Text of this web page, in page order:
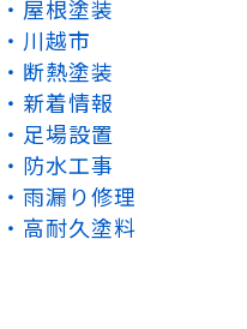
屋根塗装
川越市
断熱塗装
新着情報
足場設置
防水工事
雨漏り修理
高耐久塗料